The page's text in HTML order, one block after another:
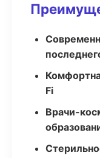
Fi
Врачи-